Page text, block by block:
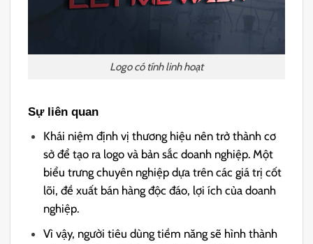
Logo có tính linh hoạt
Sự liên quan
Khái niệm định vị thương hiệu nên trở thành cơ
sở để tạo ra logo và bản sắc doanh nghiệp. Một
biểu trưng chuyên nghiệp dựa trên các giá trị cốt
lõi, đề xuất bán hàng độc đáo, lợi ích của doanh
nghiệp.
Vì vậy, người tiêu dùng tiềm năng sẽ hình thành